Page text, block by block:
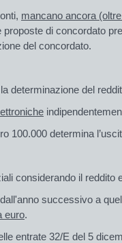
mancano ancora
di concordato
del concordato.
determinazione del
100.000 determina
considerando il
successivo a
euro.
entrate 32/E del 5